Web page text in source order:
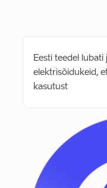
Eesti teedel
elektrisõidukeid,
kasutust